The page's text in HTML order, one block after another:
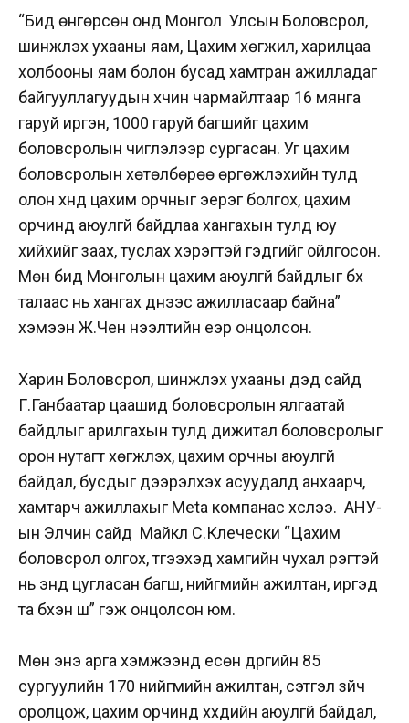
“Бид өнгөрсөн онд Монгол Улсын Боловсрол,
шинжлэх ухааны яам, Цахим хөгжил, харилцаа
холбооны яам болон бусад хамтран ажилладаг
байгууллагуудын хүчин чармайлтаар 16 мянга
гаруй иргэн, 1000 гаруй багшийг цахим
боловсролын чиглэлээр сургасан. Уг цахим
боловсролын хөтөлбөрөө өргөжүүлэхийн тулд
олон хүнд цахим орчныг эерэг болгох, цахим
орчинд аюулгүй байдлаа хангахын тулд юу
хийхийг заах, туслах хэрэгтэй гэдгийг ойлгосон.
Мөн бид Монголын цахим аюулгүй байдлыг бүх
талаас нь хангах үүднээс ажилласаар байна”
хэмээн Ж.Чен нээлтийн үеэр онцолсон.
Харин Боловсрол, шинжлэх ухааны дэд сайд
Г.Ганбаатар цаашид боловсролын ялгаатай
байдлыг арилгахын тулд дижитал боловсролыг
орон нутагт хөгжүүлэх, цахим орчны аюулгүй
байдал, бусдыг дээрэлхэх асуудалд анхаарч,
хамтарч ажиллахыг Meta компанас хүслээ. АНУ-
ын Элчин сайд Майкл С.Клечески “Цахим
боловсрол олгох, түгээхэд хамгийн чухал үүрэгтэй
нь энд цугласан багш, нийгмийн ажилтан, иргэд
та бүхэн шүү” гэж онцолсон юм.
Мөн энэ арга хэмжээнд есөн дүүргийн 85
сургуулийн 170 нийгмийн ажилтан, сэтгэл зүйч
оролцож, цахим орчинд хүүхдийн аюулгүй байдал,